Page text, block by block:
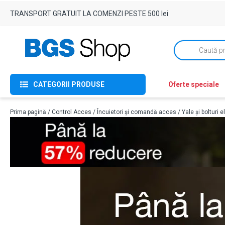
TRANSPORT GRATUIT LA COMENZI PESTE 500 lei
Products
search
CATEGORII PRODUSE Oferte speciale
Prima pagină / Control Acces / Încuietori și comandă acces / Yale și bolturi